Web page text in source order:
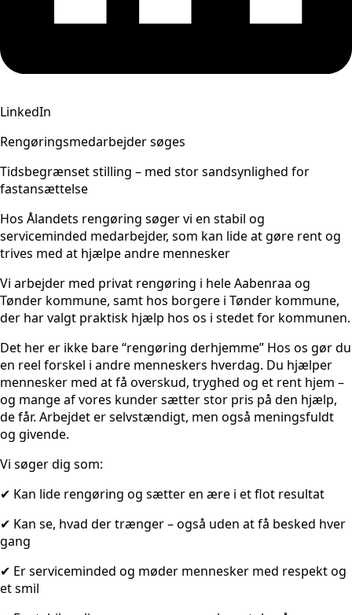
LinkedIn
Rengøringsmedarbejder søges
Tidsbegrænset stilling – med stor sandsynlighed for
fastansættelse
Hos Ålandets rengøring søger vi en stabil og
serviceminded medarbejder, som kan lide at gøre rent og
trives med at hjælpe andre mennesker
Vi arbejder med privat rengøring i hele Aabenraa og
Tønder kommune, samt hos borgere i Tønder kommune,
der har valgt praktisk hjælp hos os i stedet for kommunen.
Det her er ikke bare “rengøring derhjemme” Hos os gør du
en reel forskel i andre menneskers hverdag. Du hjælper
mennesker med at få overskud, tryghed og et rent hjem –
og mange af vores kunder sætter stor pris på den hjælp,
de får. Arbejdet er selvstændigt, men også meningsfuldt
og givende.
Vi søger dig som:
✔ Kan lide rengøring og sætter en ære i et flot resultat
✔ Kan se, hvad der trænger – også uden at få besked hver
gang
✔ Er serviceminded og møder mennesker med respekt og
et smil